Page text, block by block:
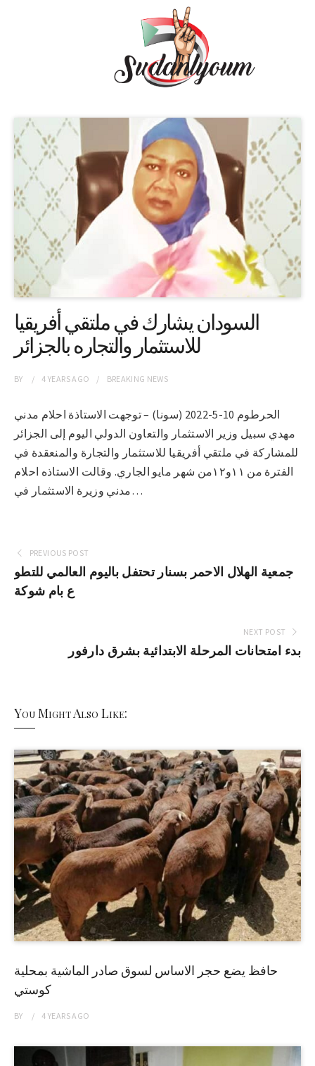
السودان يشارك في ملتقي أفريقيا
للاستثمار والتجاره بالجزائر
BY 4 YEARSAGO BREAKING NEWS
الحرطوم 10-5-2022 (سونا) – توجهت الاستاذة احلام مدني
مهدي سبيل وزير الاستثمار والتعاون الدولي اليوم إلى الجزائر
للمشاركة في ملتقي أفريقيا للاستثمار والتجارة والمنعقدة في
الفترة من ١١و١٢من شهر مايو الجاري. وقالت الاستاذه احلام
مدني وزيرة الاستثمار في…
PREVIOUS POST
جمعية الهلال الاحمر بسنار تحتفل باليوم العالمي للتطو
ع بام شوكة
NEXT POST
بدء امتحانات المرحلة الابتدائية بشرق دارفور
You Might Also Like:
حافظ يضع حجر الاساس لسوق صادر الماشية بمحلية
كوستي
BY 4 YEARSAGO